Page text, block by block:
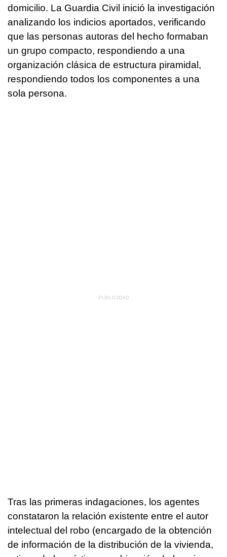
domicilio. La Guardia Civil inició la investigación
analizando los indicios aportados, verificando
que las personas autoras del hecho formaban
un grupo compacto, respondiendo a una
organización clásica de estructura piramidal,
respondiendo todos los componentes a una
sola persona.
Tras las primeras indagaciones, los agentes
constataron la relación existente entre el autor
intelectual del robo (encargado de la obtención
de información de la distribución de la vivienda,